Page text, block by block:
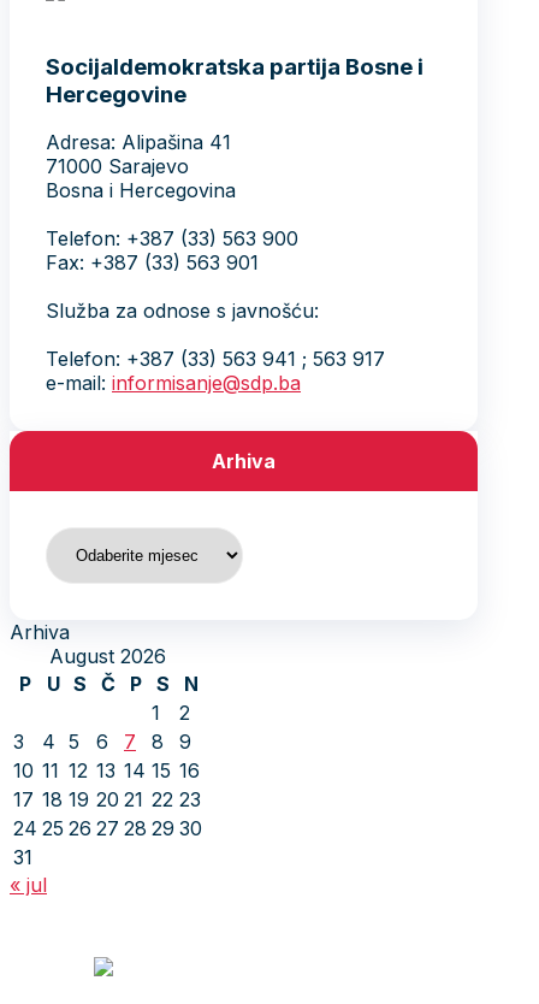
Socijaldemokratska partija Bosne i
Hercegovine
Adresa: Alipašina 41
71000 Sarajevo
Bosna i Hercegovina
Telefon: +387 (33) 563 900
Fax: +387 (33) 563 901
Služba za odnose s javnošću:
Telefon: +387 (33) 563 941 ; 563 917
e-mail: informisanje@sdp.ba
Arhiva
Arhiva
Arhiva
August 2026
P
U S Č P S
N
1
2
3
4 5 6 7 8
9
10 11 12 13 14 15 16
17 18 19 20 21 22 23
24 25 26 27 28 29 30
31
« jul